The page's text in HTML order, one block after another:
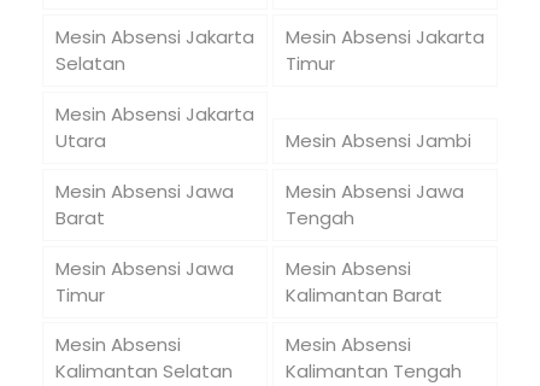
Mesin Absensi Jakarta
Selatan
Mesin Absensi Jakarta
Timur
Mesin Absensi Jakarta
Utara
Mesin Absensi Jambi
Mesin Absensi Jawa
Barat
Mesin Absensi Jawa
Tengah
Mesin Absensi Jawa
Timur
Mesin Absensi
Kalimantan Barat
Mesin Absensi
Kalimantan Selatan
Mesin Absensi
Kalimantan Tengah